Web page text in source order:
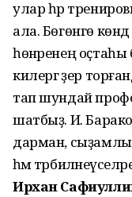
улар һәр
ала. Бөгөнгө
һөнәренең
килергә әҙер
тап шундай
шатбыҙ. И.
дарман,
һәм
Ирхан